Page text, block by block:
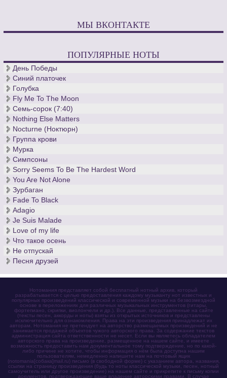
МЫ ВКОНТАКТЕ
ПОПУЛЯРНЫЕ НОТЫ
День Победы
Синий платочек
Голубка
Fly Me To The Moon
Семь-сорок (7:40)
Nothing Else Matters
Nocturne (Ноктюрн)
Группа крови
Мурка
Симпсоны
Sorry Seems To Be The Hardest Word
You Are Not Alone
Зурбаган
Fade To Black
Adagio
Je Suis Malade
Love of my life
Что такое осень
Не отпускай
Песня друзей
Нотомания представляет собой бесплатный нотный архив, который
разрабатывается с целью предоставления каждому музыканту нот известных и
популярных произведений классической и современной музыки на безвозмездной
основе в переложениях для различных музыкальных инструментов (гитары,
фортепиано, скрипки, виолончели и др.). Все данные, представленные на сайте
(тексты песен, аккорды и ноты) взяты из открытых источников и представлены
исключительно для ознакомления. Права на эти произведения принадлежат их
авторам. Нотомания не претендует на авторство размещаемых произведений и не
занимается продажей объектов чужого авторского права. За содержание текстов
администрация сайта ответственности не несет. Если вы являетесь обладателем
авторского права на произведение, размещенное на нашем сайте, и имеете
возможность предоставить нам документальное тому подтверждение, но по какой-
либо причине не хотите, чтобы информация о нём была доступна нашим
пользователям, немедленно напишите нам на почтовый ящик
(notomania[собака]mail.ru) письмо (в свободной форме) с указанием автора, названия,
ссылки на страницу произведения (будь то ноты классической музыки, песен, нотный
самоучитель или другое произведение) на нашем сайте и прикрепите к письму копии
документов, подтверждающие ваше владение авторскими правами. В случае